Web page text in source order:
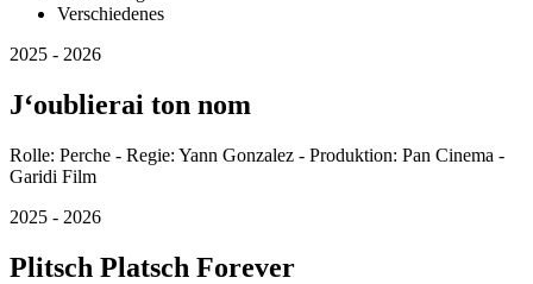
Verschiedenes
2025 - 2026
J‘oublierai ton nom
Rolle: Perche - Regie: Yann Gonzalez - Produktion: Pan Cinema -
Garidi Film
2025 - 2026
Plitsch Platsch Forever